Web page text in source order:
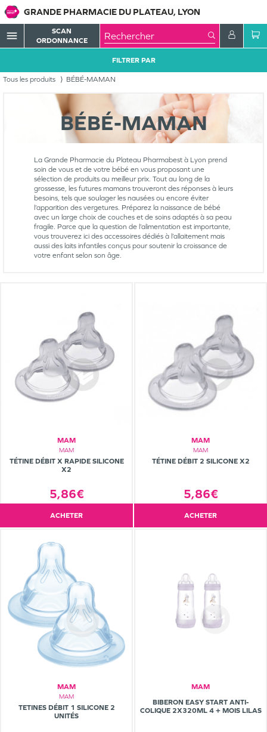
GRANDE PHARMACIE DU PLATEAU, LYON
menu
SCAN
ORDONNANCE
Tous les produits BÉBÉ-MAMAN
FILTRER PAR
BÉBÉ-MAMAN
La Grande Pharmacie du Plateau Pharmabest à Lyon prend
soin de vous et de votre bébé en vous proposant une
sélection de produits au meilleur prix. Tout au long de la
grossesse, les futures mamans trouveront des réponses à leurs
besoins, tels que soulager les nausées ou encore éviter
l’apparition des vergetures. Préparez la naissance de bébé
avec un large choix de couches et de soins adaptés à sa peau
fragile. Parce que la question de l’alimentation est importante,
vous trouverez ici des accessoires dédiés à l’allaitement mais
aussi des laits infantiles conçus pour soutenir la croissance de
votre enfant selon son âge.
MAM
MAM
TÉTINE DÉBIT X RAPIDE SILICONE
X2
5,86€
ACHETER
MAM
MAM
TÉTINE DÉBIT 2 SILICONE X2
5,86€
ACHETER
MAM
MAM
TETINES DÉBIT 1 SILICONE 2
UNITÉS
MAM
BIBERON EASY START ANTI-
COLIQUE 2X320ML 4 + MOIS LILAS